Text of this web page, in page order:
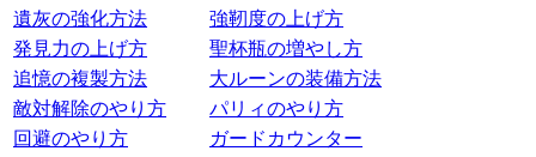
遺灰の強化方法
強靭度の上げ方
発見力の上げ方
聖杯瓶の増やし方
追憶の複製方法
大ルーンの装備方法
敵対解除のやり方
パリィのやり方
回避のやり方
ガードカウンター